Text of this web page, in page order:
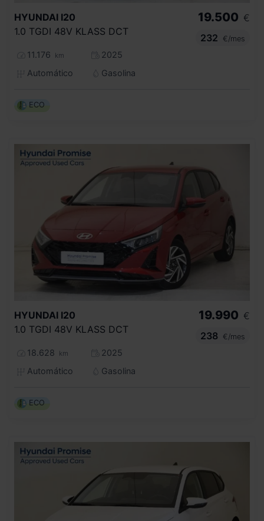
HYUNDAI I20
1.0 TGDI 48V KLASS DCT
11.176 km
2025
Automático
Gasolina
19.500 €
232
€/mes
ECO
HYUNDAI I20
1.0 TGDI 48V KLASS DCT
18.628 km
2025
Automático
Gasolina
19.990 €
238
€/mes
ECO